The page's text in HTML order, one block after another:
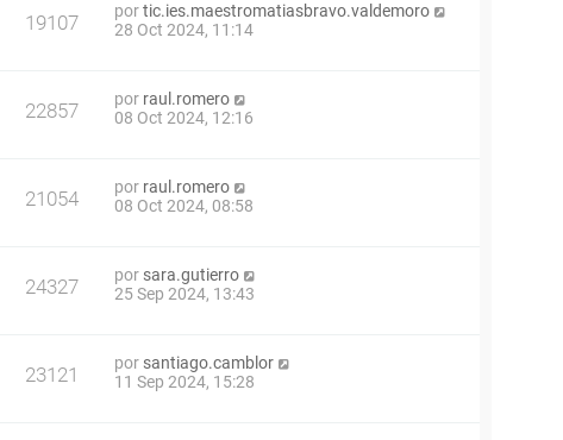
19107 portic.ies.maestromatiasbravo.valdemoro
28 Oct 2024, 11:14
22857 por raul.romero
08 Oct 2024, 12:16
21054 por raul.romero
08 Oct 2024, 08:58
24327 por sara.gutierro
25 Sep 2024, 13:43
23121 por santiago.camblor
11 Sep 2024, 15:28